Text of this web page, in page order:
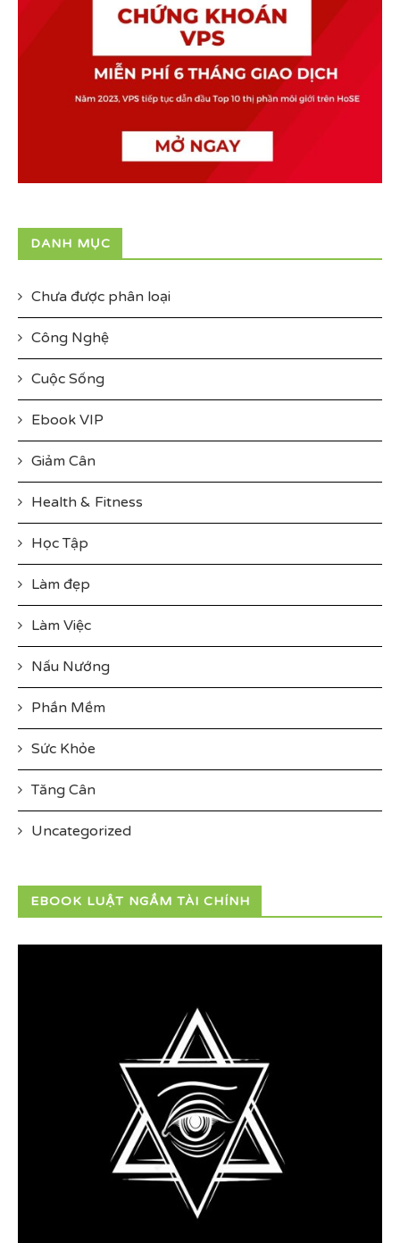
DANH MỤC
Chưa được phân loại
Công Nghệ
Cuộc Sống
Ebook VIP
Giảm Cân
Health & Fitness
Học Tập
Làm đẹp
Làm Việc
Nấu Nướng
Phần Mềm
Sức Khỏe
Tăng Cân
Uncategorized
EBOOK LUẬT NGẦM TÀI CHÍNH